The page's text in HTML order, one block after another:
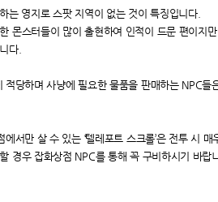
는 영지로 스팟 지역이 없는 것이 특징입니다.
몬스터들이 많이 출현하여 인적이 드문 편이지
다.
적당하며 사냥에 필요한 물품을 판매하는 NPC들
서만 살 수 있는 ‘텔레포트 스크롤’은 전투 시 매
경우 잡화상점 NPC를 통해 꼭 구비하시기 바랍